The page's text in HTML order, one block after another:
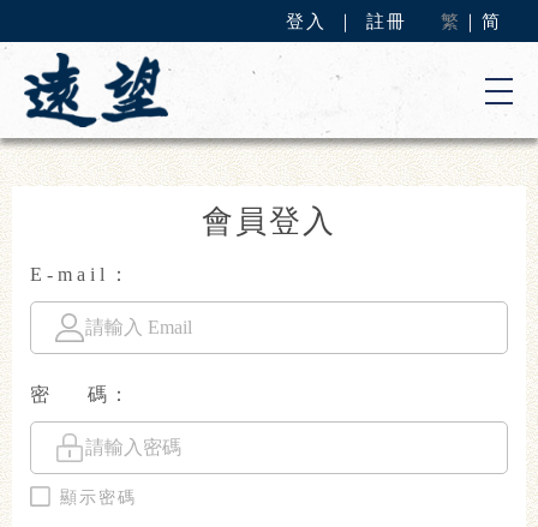
登入 註冊 繁 简
會員登入
E-mail：
密 碼：
顯示密碼